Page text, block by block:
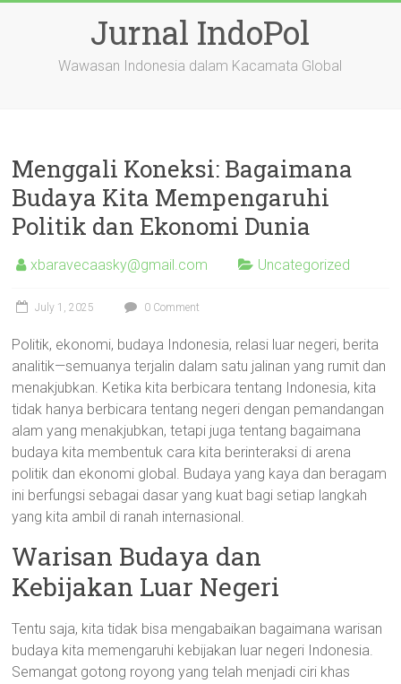
Jurnal IndoPol
Wawasan Indonesia dalam Kacamata Global
Menggali Koneksi: Bagaimana
Budaya Kita Mempengaruhi
Politik dan Ekonomi Dunia
xbaravecaasky@gmail.com Uncategorized
July 1, 2025 0 Comment
Politik, ekonomi, budaya Indonesia, relasi luar negeri, berita
analitik—semuanya terjalin dalam satu jalinan yang rumit dan
menakjubkan. Ketika kita berbicara tentang Indonesia, kita
tidak hanya berbicara tentang negeri dengan pemandangan
alam yang menakjubkan, tetapi juga tentang bagaimana
budaya kita membentuk cara kita berinteraksi di arena
politik dan ekonomi global. Budaya yang kaya dan beragam
ini berfungsi sebagai dasar yang kuat bagi setiap langkah
yang kita ambil di ranah internasional.
Warisan Budaya dan
Kebijakan Luar Negeri
Tentu saja, kita tidak bisa mengabaikan bagaimana warisan
budaya kita memengaruhi kebijakan luar negeri Indonesia.
Semangat gotong royong yang telah menjadi ciri khas